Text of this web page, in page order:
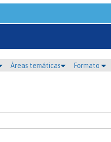
Áreas temáticas Formato